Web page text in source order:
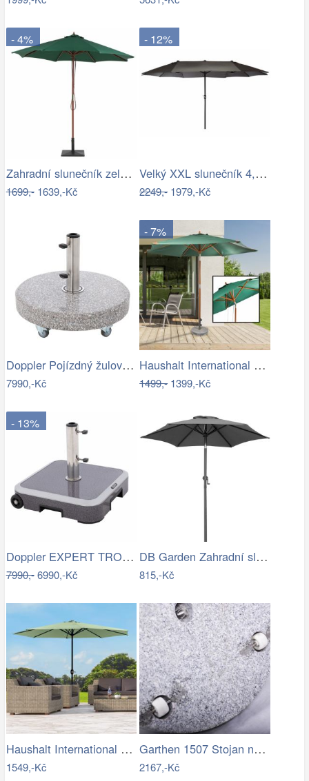
- 4%
Zahradní slunečník zelený kruhový…
1699,-1639,-Kč
- 12%
Velký XXL slunečník 4,5 m - antracit,…
2249,-1979,-Kč
Doppler Pojízdný žulový stojan s…
7990,-Kč
- 7%
Haushalt International Dřevěný…
1499,-1399,-Kč
- 13%
Doppler EXPERT TROLLEY 50kg - pojízdný…
7990,-6990,-Kč
DB Garden Zahradní slunečník Diane…
815,-Kč
Haushalt International Kovový slunečník…
1549,-Kč
Garthen 1507 Stojan na slunečník …
2167,-Kč